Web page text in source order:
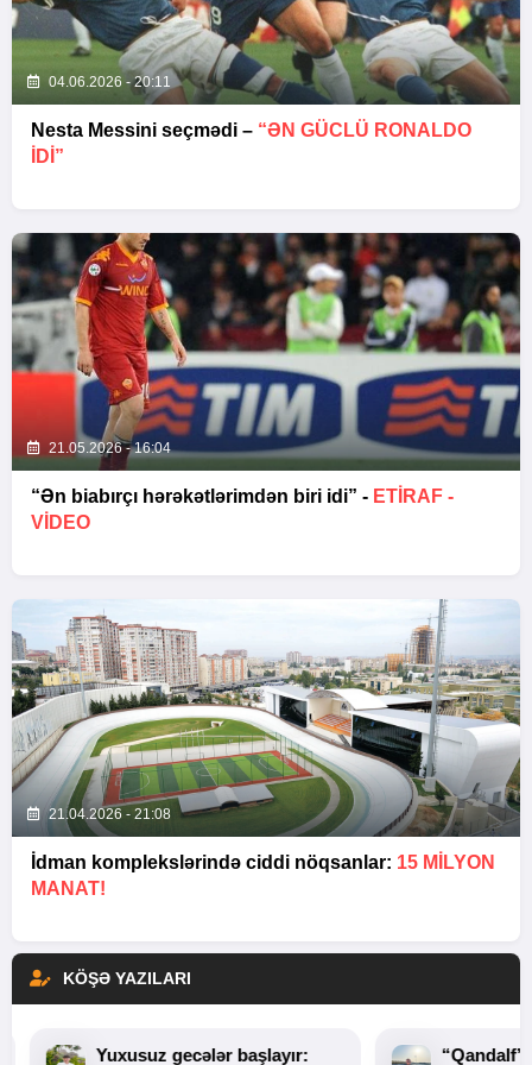
04.06.2026 - 20:11
Nesta Messini seçmədi – “ƏN GÜCLÜ RONALDO
IDI”
21.05.2026 - 16:04
“Ən biabırçı hərəkətlərimdən biri idi” - ETIRAF -
VİDEO
21.04.2026 - 21:08
İdman komplekslərində ciddi nöqsanlar: 15 MILYON
MANAT!
KÖŞƏ YAZILARI
Yuxusuz gecələr başlayır: